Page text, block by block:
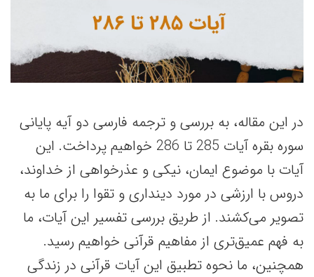
در این مقاله، به بررسی و ترجمه فارسی دو آیه پایانی
سوره بقره آیات 285 تا 286 خواهیم پرداخت. این
آیات با موضوع ایمان، نیکی و عذرخواهی از خداوند،
دروس با ارزشی در مورد دینداری و تقوا را برای ما به
تصویر می‌کشند. از طریق بررسی تفسیر این آیات، ما
به فهم عمیق‌تری از مفاهیم قرآنی خواهیم رسید.
همچنین، ما نحوه تطبیق این آیات قرآنی در زندگی